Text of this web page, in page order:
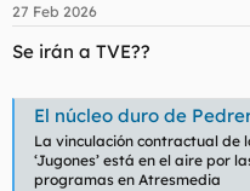
27 Feb 2026
Se irán a TVE??
El núcleo duro de Pedrerol también
La vinculación contractual de
‘Jugones’ está en el aire por
programas en Atresmedia